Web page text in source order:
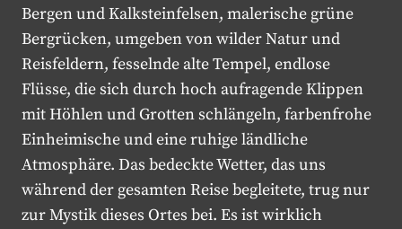
Bergen und Kalksteinfelsen, malerische grüne
Bergrücken, umgeben von wilder Natur und
Reisfeldern, fesselnde alte Tempel, endlose
Flüsse, die sich durch hoch aufragende Klippen
mit Höhlen und Grotten schlängeln, farbenfrohe
Einheimische und eine ruhige ländliche
Atmosphäre. Das bedeckte Wetter, das uns
während der gesamten Reise begleitete, trug nur
zur Mystik dieses Ortes bei. Es ist wirklich